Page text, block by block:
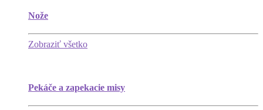
Nože
Zobraziť všetko
Pekáče a zapekacie misy